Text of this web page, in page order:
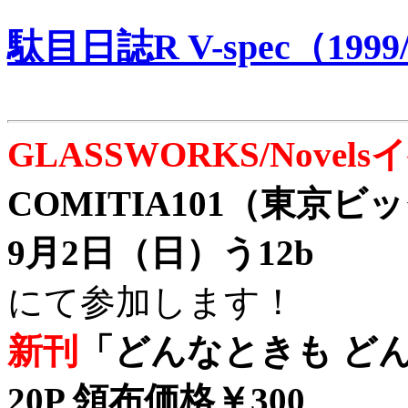
駄目日誌R V-spec（
GLASSWORKS/Novels
COMITIA101（東京ビ
9月2日（日）う12b
にて参加します！
新刊
「どんなときも ど